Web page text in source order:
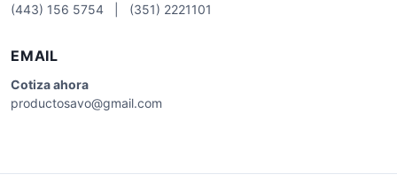
(443) 156 5754 | (351) 2221101
EMAIL
Cotizaahora
productosavo@gmail.com